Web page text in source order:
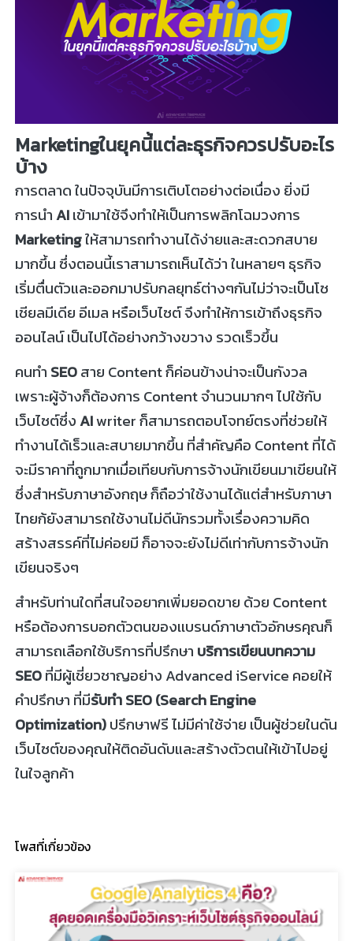
Marketingในยุคนี้แต่ละธุรกิจควรปรับอะไร
บ้าง
การตลาด ในปัจจุบันมีการเติบโตอย่างต่อเนื่อง ยิ่งมี
การนำAIเข้ามาใช้จึงทำให้เป็นการพลิกโฉมวงการ
Marketingให้สามารถทำงานได้ง่ายและสะดวกสบาย
มากขึ้น ซึ่งตอนนี้เราสามารถเห็นได้ว่า ในหลายๆ ธุรกิจ
เริ่มตื่นตัวและออกมาปรับกลยุทธ์ต่างๆกันไม่ว่าจะเป็นโซ
เชียลมีเดีย อีเมล หรือเว็บไซต์ จึงทำให้การเข้าถึงธุรกิจ
ออนไลน์ เป็นไปได้อย่างกว้างขวาง รวดเร็วขึ้น
คนทำ SEOสาย Content ก็ค่อนข้างน่าจะเป็นกังวล
เพราะผู้จ้างก็ต้องการ Content จำนวนมากๆ ไปใช้กับ
เว็บไซต์ซึ่งAIwriter ก็สามารถตอบโจทย์ตรงที่ช่วยให้
ทำงานได้เร็วและสบายมากขึ้น ที่สำคัญคือ Content ที่ได้
จะมีราคาที่ถูกมากเมื่อเทียบกับการจ้างนักเขียนมาเขียนให้
ซึ่งสำหรับภาษาอังกฤษ ก็ถือว่าใช้งานได้แต่สำหรับภาษา
ไทยก้ยังสามารถใช้งานไม่ดีนักรวมทั้งเรื่องความคิด
สร้างสรรค์ที่ไม่ค่อยมี ก็อาจจะยังไม่ดีเท่ากับการจ้างนัก
เขียนจริงๆ
สำหรับท่านใดที่สนใจอยากเพิ่มยอดขาย ด้วย Content
หรือต้องการบอกตัวตนของเเบรนด์ภาษาตัวอักษรคุณก็
สามารถเลือกใช้บริการที่ปรึกษา บริการเขียนบทความ
SEOที่มีผู้เชี่ยวชาญอย่าง Advanced iService คอยให้
คำปรึกษา ที่มีรับทำ SEO (Search Engine
Optimization)ปรึกษาฟรี ไม่มีค่าใช้จ่าย เป็นผู้ช่วยในดัน
เว็บไซต์ของคุณให้ติดอันดับและสร้างตัวตนให้เข้าไปอยู่
ในใจลูกค้า
โพสที่เกี่ยวข้อง